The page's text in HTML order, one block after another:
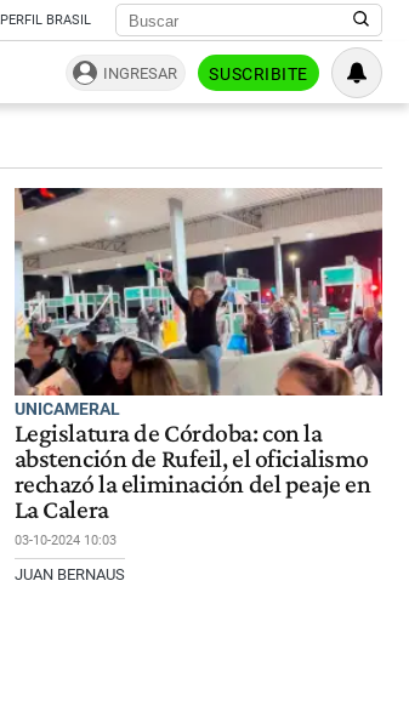
PERFIL BRASIL
INGRESAR SUSCRIBITE
UNICAMERAL
Legislatura de Córdoba: con la
abstención de Rufeil, el oficialismo
rechazó la eliminación del peaje en
La Calera
03-10-2024 10:03
JUAN BERNAUS